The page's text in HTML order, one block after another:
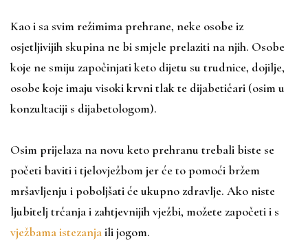
Kao i sa svim režimima prehrane, neke osobe iz
osjetljivijih skupina ne bi smjele prelaziti na njih. Osobe
koje ne smiju započinjati keto dijetu su trudnice, dojilje,
osobe koje imaju visoki krvni tlak te dijabetičari (osim u
konzultaciji s dijabetologom).
Osim prijelaza na novu keto prehranu trebali biste se
početi baviti i tjelovježbom jer će to pomoći bržem
mršavljenju i poboljšati će ukupno zdravlje. Ako niste
ljubitelj trčanja i zahtjevnijih vježbi, možete započeti i s
vježbama istezanjaili jogom.